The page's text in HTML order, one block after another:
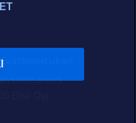
Evästeasetukset